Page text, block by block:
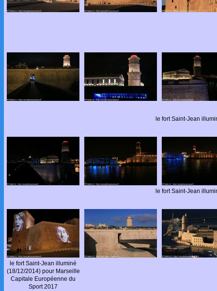
le fort Saint-Jean
le fort Saint-Jean
le fort Saint-Jean illuminé
(18/12/2014) pour Marseille
Capitale Européenne du
Sport 2017